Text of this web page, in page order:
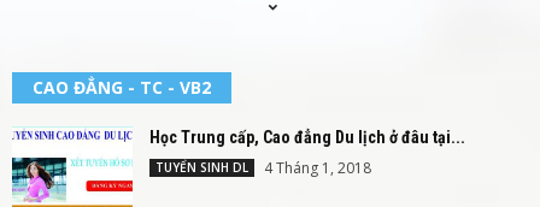
CAO ĐẲNG - TC - VB2
Học Trung cấp, Cao đẳng Du lịch ở đâu tại...
TUYỂN SINH DL 4 Tháng 1, 2018